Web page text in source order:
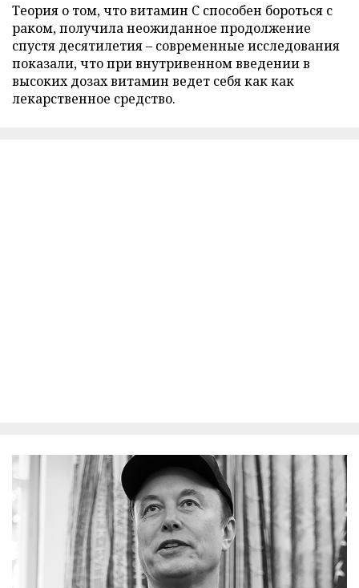
Теория о том, что витамин C способен бороться с
раком, получила неожиданное продолжение
спустя десятилетия – современные исследования
показали, что при внутривенном введении в
высоких дозах витамин ведет себя как как
лекарственное средство.